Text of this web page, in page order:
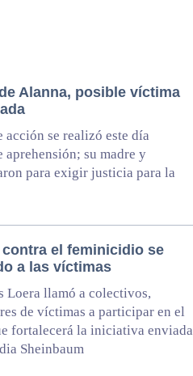
Alanna, posible víctima
acción se realizó este día
aprehensión; su madre y
para exigir justicia para la
el feminicidio se
a las víctimas
Loera llamó a colectivos,
de víctimas a participar en el
fortalecerá la iniciativa enviada
Sheinbaum